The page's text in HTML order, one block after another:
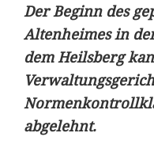
Der Beginn des
Altenheimes in
dem Heilsberg
abgelehnt.